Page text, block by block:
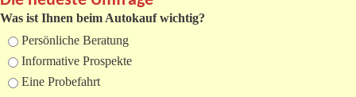
Was ist Ihnen beim Autokauf wichtig?
Auswahlmöglichkeiten
Persönliche Beratung
Informative Prospekte
Eine Probefahrt